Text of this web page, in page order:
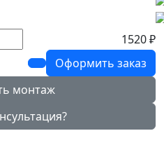
1520 ₽
Оформить заказ
монтаж